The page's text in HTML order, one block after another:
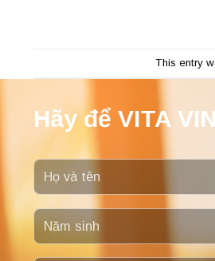
This entry
Hãy để VITA